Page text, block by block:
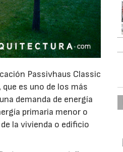
Passivhaus Classic
es uno de los más
demanda de energía
primaria menor o
la vivienda o edificio